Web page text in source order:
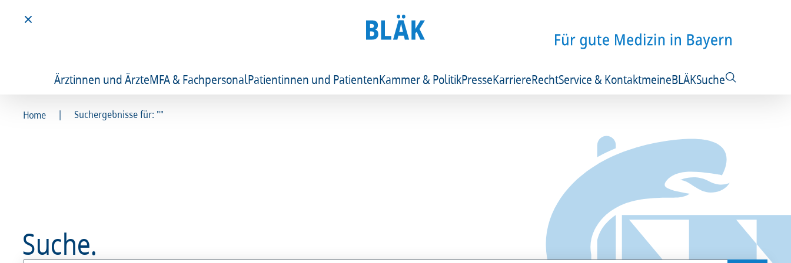
Ärztinnen und ÄrzteMFA & FachpersonalPatientinnen und PatientenKammer & PolitikPresseKarriereRechtService & KontaktmeineBLÄKSuche
Home | Suchergebnisse für: ""
Suche.